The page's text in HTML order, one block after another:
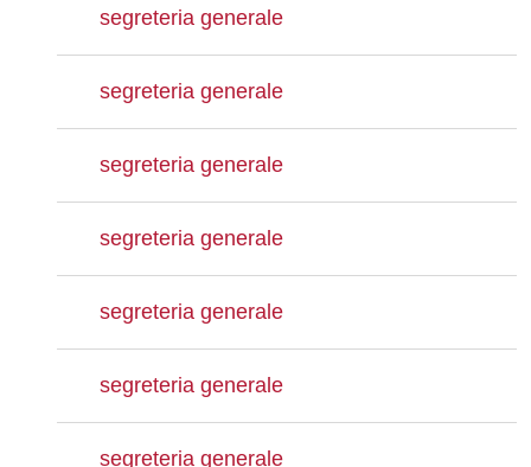
segreteria generale
segreteria generale
segreteria generale
segreteria generale
segreteria generale
segreteria generale
segreteria generale